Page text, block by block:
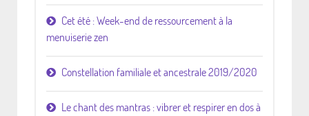
Cet été : Week-end de ressourcement à la
menuiserie zen
Constellation familiale et ancestrale 2019/2020
Le chant des mantras : vibrer et respirer en dos à